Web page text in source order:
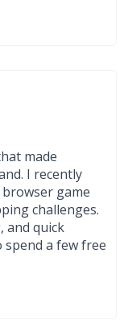
made
I recently
browser game
challenges.
and quick
spend a few free